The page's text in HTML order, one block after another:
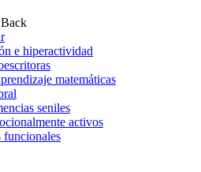
Back
e hiperactividad
matemáticas
seniles
activos
funcionales